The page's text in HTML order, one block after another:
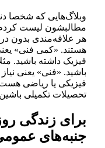
وبلاگ‌هایی که شخصا
مطالبشون لیست
هر علاقه‌مندی بدون
هستند. «کمی فنی»
فیزیک داشته باشید.
باشید. «فنی» یعنی
فیزیکی یا ریاضی
تحصیلات تکمیلی
برای زندگی
جنبه‌های